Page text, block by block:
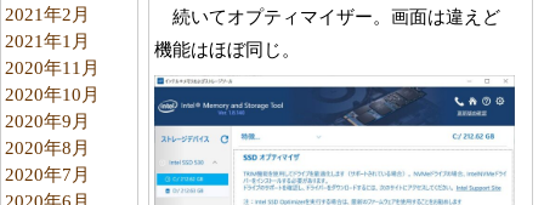
2021年2月
2021年1月
2020年11月
2020年10月
2020年9月
2020年8月
2020年7月
続いてオプティマイザー。画面は違えど
機能はほぼ同じ。